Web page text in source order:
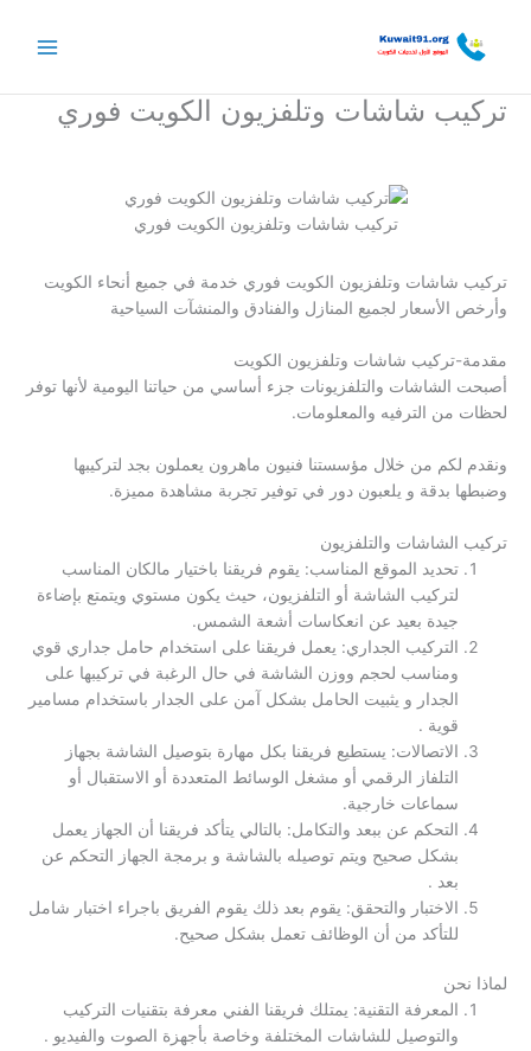
المحتوى
تركيب شاشات وتلفزيون الكويت فوري
تركيب شاشات وتلفزيون الكويت فوري
تركيب شاشات وتلفزيون الكويت فوري خدمة في جميع أنحاء الكويت
وأرخص الأسعار لجميع المنازل والفنادق والمنشآت السياحية
مقدمة-تركيب شاشات وتلفزيون الكويت
أصبحت الشاشات والتلفزيونات جزء أساسي من حياتنا اليومية لأنها توفر
لحظات من الترفيه والمعلومات.
ونقدم لكم من خلال مؤسستنا فنيون ماهرون يعملون بجد لتركيبها
وضبطها بدقة و يلعبون دور في توفير تجربة مشاهدة مميزة.
تركيب الشاشات والتلفزيون
تحديد الموقع المناسب: يقوم فريقنا باختيار مالكان المناسب
لتركيب الشاشة أو التلفزيون، حيث يكون مستوي ويتمتع بإضاءة
جيدة بعيد عن انعكاسات أشعة الشمس.
التركيب الجداري: يعمل فريقنا على استخدام حامل جداري قوي
ومناسب لحجم ووزن الشاشة في حال الرغبة في تركيبها على
الجدار و يثبيت الحامل بشكل آمن على الجدار باستخدام مسامير
قوية .
الاتصالات: يستطيع فريقنا بكل مهارة بتوصيل الشاشة بجهاز
التلفاز الرقمي أو مشغل الوسائط المتعددة أو الاستقبال أو
سماعات خارجية.
التحكم عن ببعد والتكامل: بالتالي يتأكد فريقنا أن الجهاز يعمل
بشكل صحيح ويتم توصيله بالشاشة و برمجة الجهاز التحكم عن
بعد .
الاختبار والتحقق: يقوم بعد ذلك يقوم الفريق باجراء اختبار شامل
للتأكد من أن الوظائف تعمل بشكل صحيح.
لماذا نحن
المعرفة التقنية: يمتلك فريقنا الفني معرفة بتقنيات التركيب
والتوصيل للشاشات المختلفة وخاصة بأجهزة الصوت والفيديو .